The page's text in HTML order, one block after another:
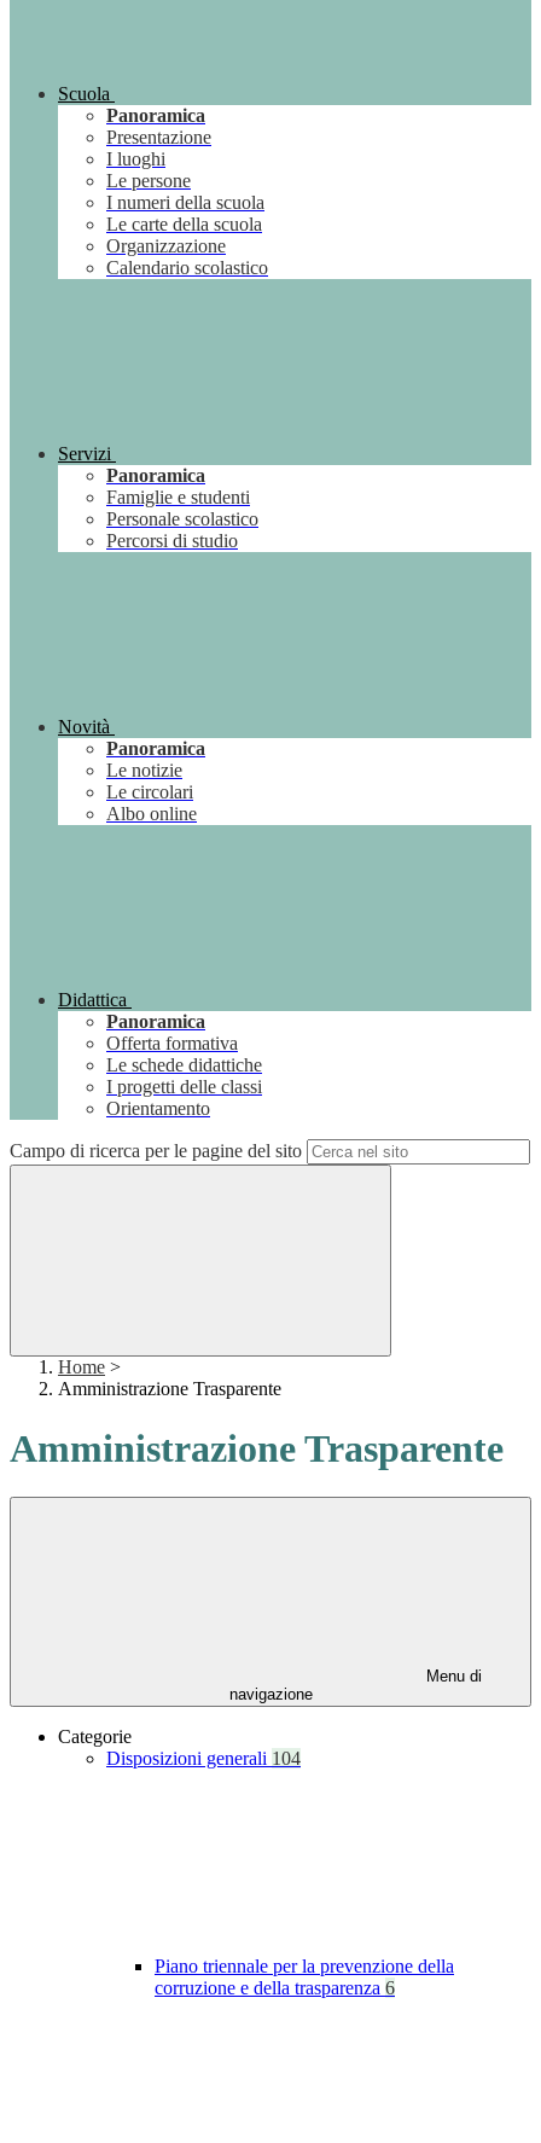
Scuola
Panoramica
Presentazione
I luoghi
Le persone
I numeri della scuola
Le carte della scuola
Organizzazione
Calendario scolastico
Servizi
Panoramica
Famiglie e studenti
Personale scolastico
Percorsi di studio
Novità
Panoramica
Le notizie
Le circolari
Albo online
Didattica
Panoramica
Offerta formativa
Le schede didattiche
I progetti delle classi
Orientamento
Campo di ricerca per le pagine del sito
Home >
Amministrazione Trasparente
Amministrazione Trasparente
Menu di
navigazione
Categorie
Disposizioni generali 104
Piano triennale per la prevenzione della
corruzione e della trasparenza 6